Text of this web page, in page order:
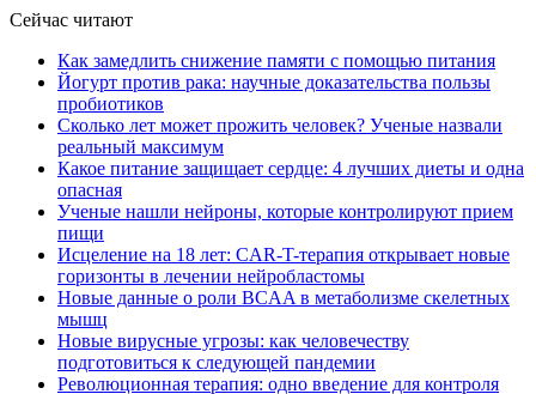
Сейчас читают
Как замедлить снижение памяти с помощью питания
Йогурт против рака: научные доказательства пользы
пробиотиков
Сколько лет может прожить человек? Ученые назвали
реальный максимум
Какое питание защищает сердце: 4 лучших диеты и одна
опасная
Ученые нашли нейроны, которые контролируют прием
пищи
Исцеление на 18 лет: CAR-T-терапия открывает новые
горизонты в лечении нейробластомы
Новые данные о роли BCAA в метаболизме скелетных
мышц
Новые вирусные угрозы: как человечеству
подготовиться к следующей пандемии
Революционная терапия: одно введение для контроля